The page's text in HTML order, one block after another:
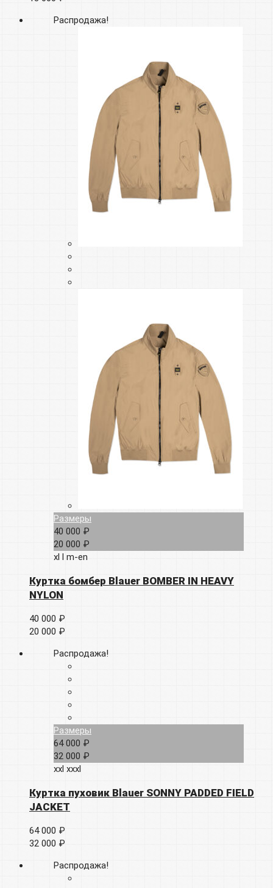
Распродажа!
Размеры
40 000 ₽
20 000 ₽
xl l m-en
Куртка бомбер Blauer BOMBER IN HEAVY
NYLON
40 000 ₽
20 000 ₽
Распродажа!
Размеры
64 000 ₽
32 000 ₽
xxl xxxl
Куртка пуховик Blauer SONNY PADDED FIELD
JACKET
64 000 ₽
32 000 ₽
Распродажа!